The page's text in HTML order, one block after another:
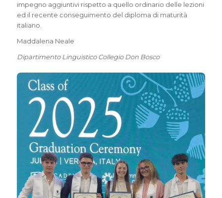
impegno aggiuntivi rispetto a quello ordinario delle lezioni
ed il recente conseguimento del diploma di maturità
italiano.
Maddalena Neale
Dipartimento Linguistico Collegio Don Bosco